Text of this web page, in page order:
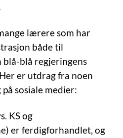
lærere som har
både til
blå regjeringens
er utdrag fra noen
sosiale medier:
KS og
er ferdigforhandlet, og